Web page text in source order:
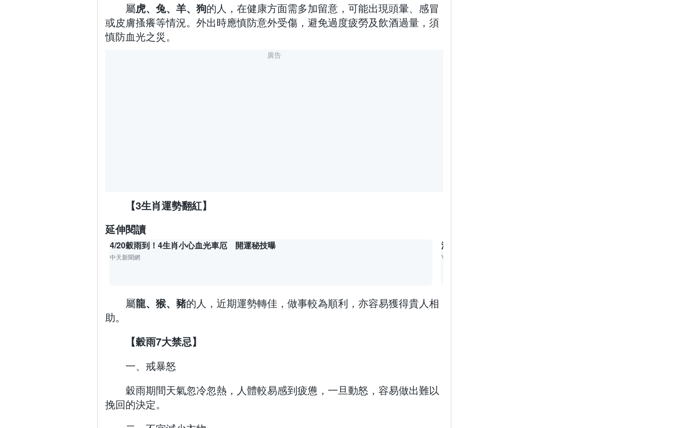
屬虎、兔、羊、狗的人，在健康方面需多加留意，可能出現頭暈、感冒
或皮膚搔癢等情況。外出時應慎防意外受傷，避免過度疲勞及飲酒過量，須
慎防血光之災。
廣告
【3生肖運勢翻紅】
延伸閱讀
4/20穀雨到！4生肖小心血光車厄 開運秘技曝
中天新聞網
清明過穀雨陰晴不定！ 3生肖運勢加分 謝沅瑾：萬物生長關鍵期
Yahoo房地產編輯部
屬龍、猴、豬的人，近期運勢轉佳，做事較為順利，亦容易獲得貴人相
助。
【穀雨7大禁忌】
一、戒暴怒
穀雨期間天氣忽冷忽熱，人體較易感到疲憊，一旦動怒，容易做出難以
挽回的決定。